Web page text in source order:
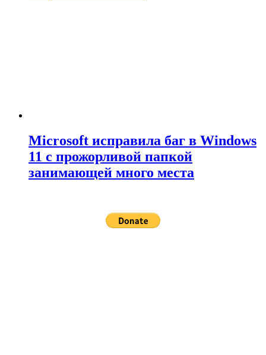
Microsoft исправила баг в Windows
11 с прожорливой папкой
занимающей много места